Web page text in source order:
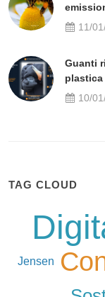
11/
Guanti
10/
TAG CLOUD
Jensen